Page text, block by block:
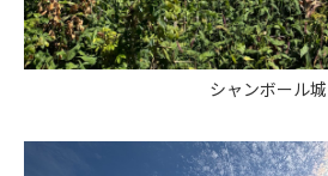
シャンボール城